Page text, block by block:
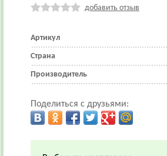
добавить отзыв
Артикул
Страна
Производитель
Поделиться с друзьями: